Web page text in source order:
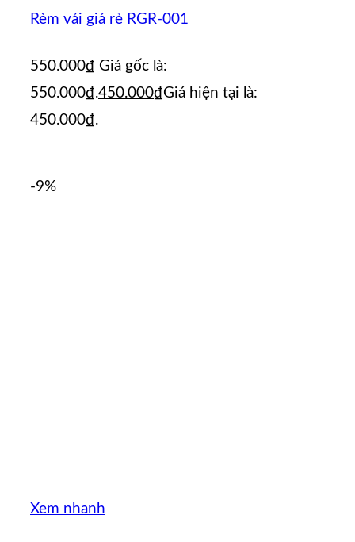
Rèm vải giá rẻ RGR-001
550.000₫ Giá gốc là:
550.000₫.450.000₫Giá hiện tại là:
450.000₫.
-9%
Xem nhanh